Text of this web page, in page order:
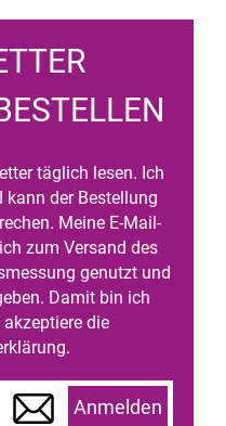
täglich lesen. Ich
der Bestellung
Meine E-Mail-
zum Versand des
genutzt und
Damit bin ich
die
Anmelden